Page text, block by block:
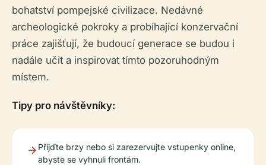
bohatství pompejské civilizace. Nedávné
archeologické pokroky a probíhající konzervační
práce zajišťují, že budoucí generace se budou i
nadále učit a inspirovat tímto pozoruhodným
místem.
Tipy pro návštěvníky:
Přijďte brzy nebo si zarezervujte vstupenky online,
abyste se vyhnuli frontám.